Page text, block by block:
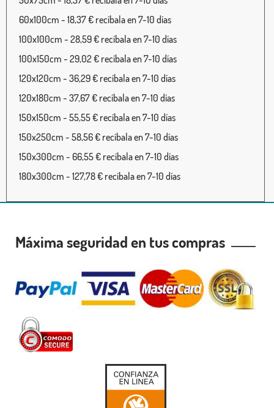
60x100cm - 18,37 € recíbala en 7-10 días
100x100cm - 28,59 € recíbala en 7-10 días
100x150cm - 29,02 € recíbala en 7-10 días
120x120cm - 36,29 € recíbala en 7-10 días
120x180cm - 37,67 € recíbala en 7-10 días
150x150cm - 55,55 € recíbala en 7-10 días
150x250cm - 58,56 € recíbala en 7-10 días
150x300cm - 66,55 € recíbala en 7-10 días
180x300cm - 127,78 € recíbala en 7-10 días
Máxima seguridad en tus compras